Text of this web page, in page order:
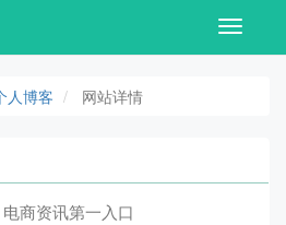
Toggle
人博客 网站详情
电商资讯第一入口